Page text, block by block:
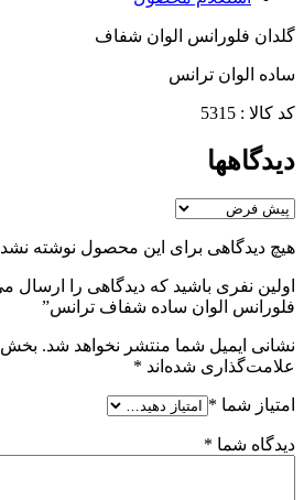
گلدان فلورانس الوان شفاف
ساده الوان ترانس
کد کالا : 5315
دیدگاهها
هیچ دیدگاهی برای این محصول نوشته
اولین نفری باشید که دیدگاهی را ارسال
فلورانس الوان ساده شفاف ترانس”
نشانی ایمیل شما منتشر نخواهد شد.
علامت‌گذاری شده‌اند *
امتیاز شما *
دیدگاه شما *